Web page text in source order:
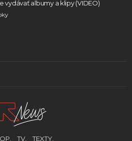
vydávať albumy a klipy (VIDEO)
TV. TEXTY.